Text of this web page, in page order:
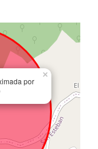
por
×